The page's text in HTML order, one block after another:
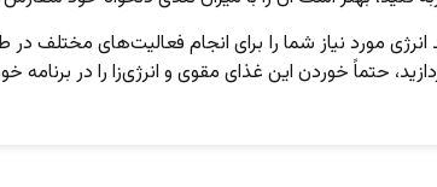
مورد نیاز شما را برای انجام فعالیت‌های
حتماً خوردن این غذای مقوی و انرژی‌زا را در برنامه